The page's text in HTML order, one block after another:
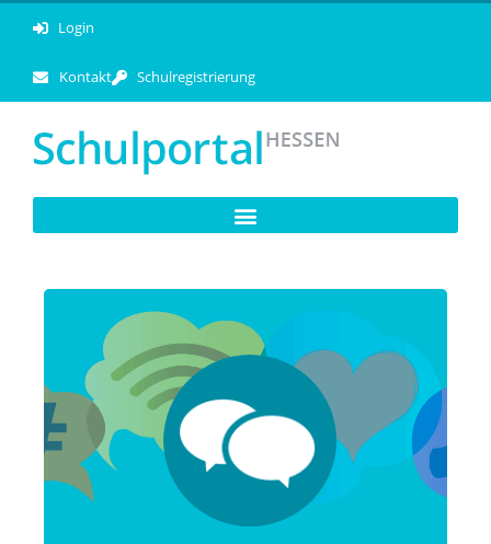
Login
Kontakt Schulregistrierung